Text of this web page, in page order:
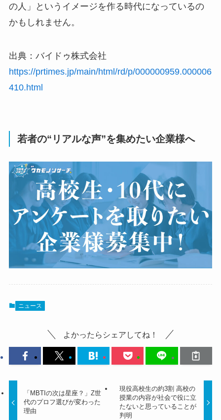
の人」というイメージを作る時代になっているの
かもしれません。
出典：バイドゥ株式会社
https://prtimes.jp/main/html/rd/p/000000959.000006
410.html
若者の“リアルな声”を集めたい企業様へ
ニュース
よかったらシェアしてね！
「MBTIの次は星座？」Z世
代のプロフ選びが変わった
理由
現役高校生の約3割 高校の
授業の内容が社会で役に立
たないと思っていることが
判明